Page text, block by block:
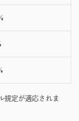
規定が適応されま